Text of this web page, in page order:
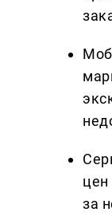
за